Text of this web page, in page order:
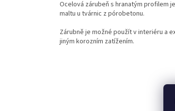
Ocelová zárubeň s hranatým profilem
maltu u tvárnic z pórobetonu.
Zárubně je možné použít v interiéru a
jiným korozním zatížením.